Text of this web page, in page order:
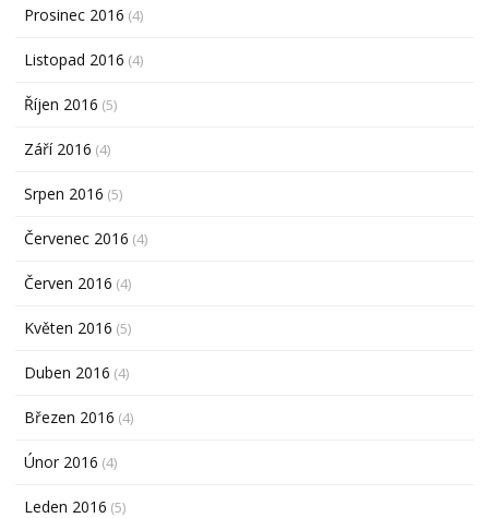
Prosinec 2016 (4)
Listopad 2016 (4)
Říjen 2016 (5)
Září 2016 (4)
Srpen 2016 (5)
Červenec 2016 (4)
Červen 2016 (4)
Květen 2016 (5)
Duben 2016 (4)
Březen 2016 (4)
Únor 2016 (4)
Leden 2016 (5)